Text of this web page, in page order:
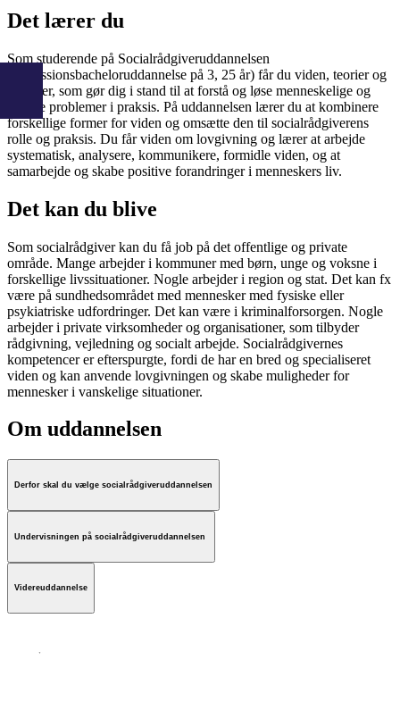
Det lærer du
Som studerende på Socialrådgiveruddannelsen
(professionsbacheloruddannelse på 3, 25 år) får du viden, teorier og
metoder, som gør dig i stand til at forstå og løse menneskelige og
sociale problemer i praksis. På uddannelsen lærer du at kombinere
forskellige former for viden og omsætte den til socialrådgiverens
rolle og praksis. Du får viden om lovgivning og lærer at arbejde
systematisk, analysere, kommunikere, formidle viden, og at
samarbejde og skabe positive forandringer i menneskers liv.
Det kan du blive
Som socialrådgiver kan du få job på det offentlige og private
område. Mange arbejder i kommuner med børn, unge og voksne i
forskellige livssituationer. Nogle arbejder i region og stat. Det kan fx
være på sundhedsområdet med mennesker med fysiske eller
psykiatriske udfordringer. Det kan være i kriminalforsorgen. Nogle
arbejder i private virksomheder og organisationer, som tilbyder
rådgivning, vejledning og socialt arbejde. Socialrådgivernes
kompetencer er efterspurgte, fordi de har en bred og specialiseret
viden og kan anvende lovgivningen og skabe muligheder for
mennesker i vanskelige situationer.
Om uddannelsen
Derfor skal du vælge socialrådgiveruddannelsen
Undervisningen på socialrådgiveruddannelsen
Videreuddannelse